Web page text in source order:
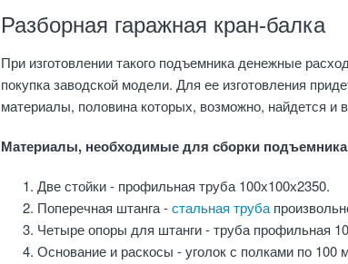
Разборная гаражная кран-балка
При изготовлении такого подъемника денежные
покупка заводской модели. Для ее изготовления
материалы, половина которых, возможно, найдется и
Материалы, необходимые для сборки
Две стойки - профильная труба 100х100х2350.
Поперечная штанга -стальная труба
Четыре опоры для штанги - труба профильная
Основание и раскосы - уголок с полками по 100